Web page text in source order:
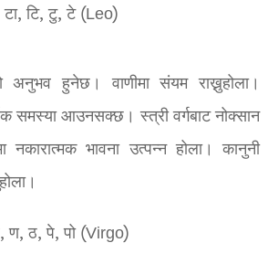
टा, टि, टु, टे (Leo)
अनुभव हुनेछ। वाणीमा संयम राख्नुहोला।
समस्या आउनसक्छ। स्त्री वर्गबाट नोक्सान
भावना उत्पन्न होला। कानुनी
ण, ठ, पे, पो (Virgo)